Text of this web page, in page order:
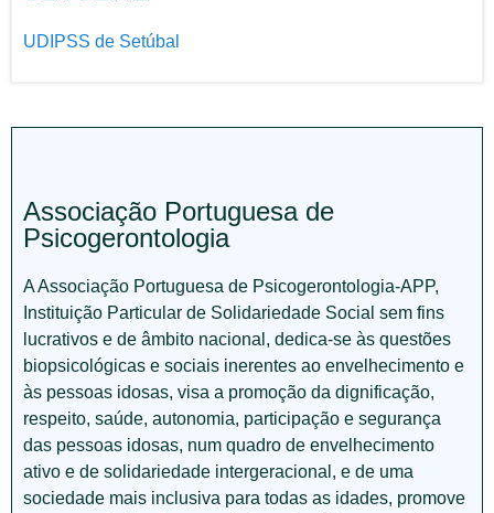
UDIPSS de Setúbal
Associação Portuguesa de
Psicogerontologia
A Associação Portuguesa de Psicogerontologia-APP,
Instituição Particular de Solidariedade Social sem fins
lucrativos e de âmbito nacional, dedica-se às questões
biopsicológicas e sociais inerentes ao envelhecimento e
às pessoas idosas, visa a promoção da dignificação,
respeito, saúde, autonomia, participação e segurança
das pessoas idosas, num quadro de envelhecimento
ativo e de solidariedade intergeracional, e de uma
sociedade mais inclusiva para todas as idades, promove